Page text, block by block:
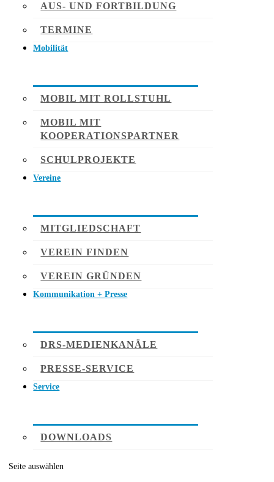
AUS- UND FORTBILDUNG
TERMINE
Mobilität
MOBIL MIT ROLLSTUHL
MOBIL MIT
KOOPERATIONSPARTNER
SCHULPROJEKTE
Vereine
MITGLIEDSCHAFT
VEREIN FINDEN
VEREIN GRÜNDEN
Kommunikation + Presse
DRS-MEDIENKANÄLE
PRESSE-SERVICE
Service
DOWNLOADS
Seite auswählen